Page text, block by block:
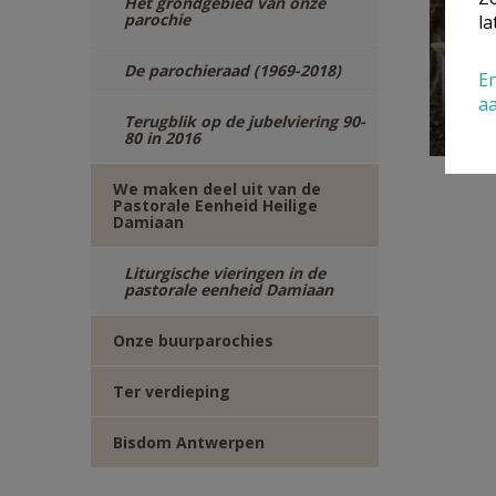
parochie
De parochieraad (1969-2018)
Terugblik op de jubelviering 90-
80 in 2016
We maken deel uit van de
Pastorale Eenheid Heilige
Damiaan
Liturgische vieringen in de
pastorale eenheid Damiaan
Onze buurparochies
Ter verdieping
Bisdom Antwerpen